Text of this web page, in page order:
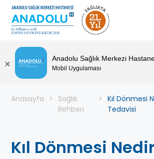
Anadolu Sağlık Merkezi
Mobil Uygulaması
Anasayfa
Sağlık
Rehberi
Kıl Dönmesi
Tedavisi
Kıl Dönmesi